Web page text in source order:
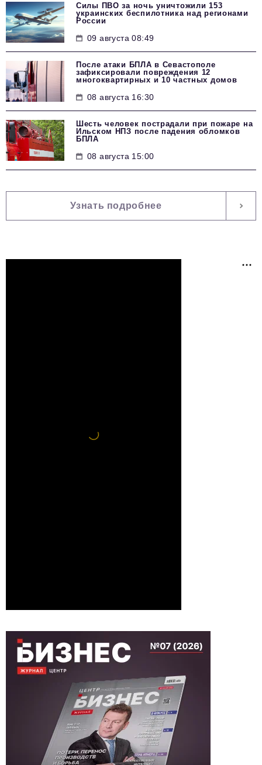
Силы ПВО за ночь уничтожили 153
украинских беспилотника над регионами
России
09 августа 08:49
После атаки БПЛА в Севастополе
зафиксировали повреждения 12
многоквартирных и 10 частных домов
08 августа 16:30
Шесть человек пострадали при пожаре на
Ильском НПЗ после падения обломков
БПЛА
08 августа 15:00
Узнать подробнее